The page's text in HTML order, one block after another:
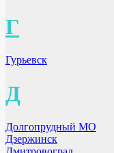
Г
Гурьевск
Д
Долгопрудный МО
Дзержинск